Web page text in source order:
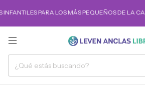
PARA LOS MÁS PEQUEÑOS DE LA CASA